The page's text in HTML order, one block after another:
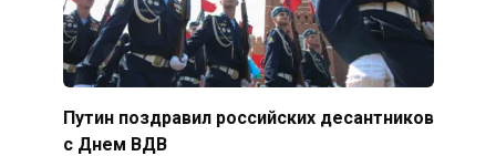
Путин поздравил российских десантников
с Днем ВДВ